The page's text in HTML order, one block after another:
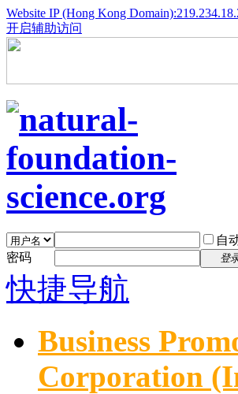
Website IP (Hong Kong
开启辅助访问
自
密码
登
快捷导航
Business
Corporation